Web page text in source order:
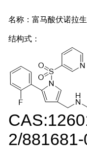
名称：富马酸伏诺拉生
结构式：
2/